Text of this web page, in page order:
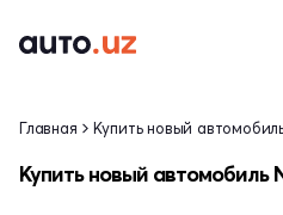
Главная Купить новый
Купить новый автомобиль